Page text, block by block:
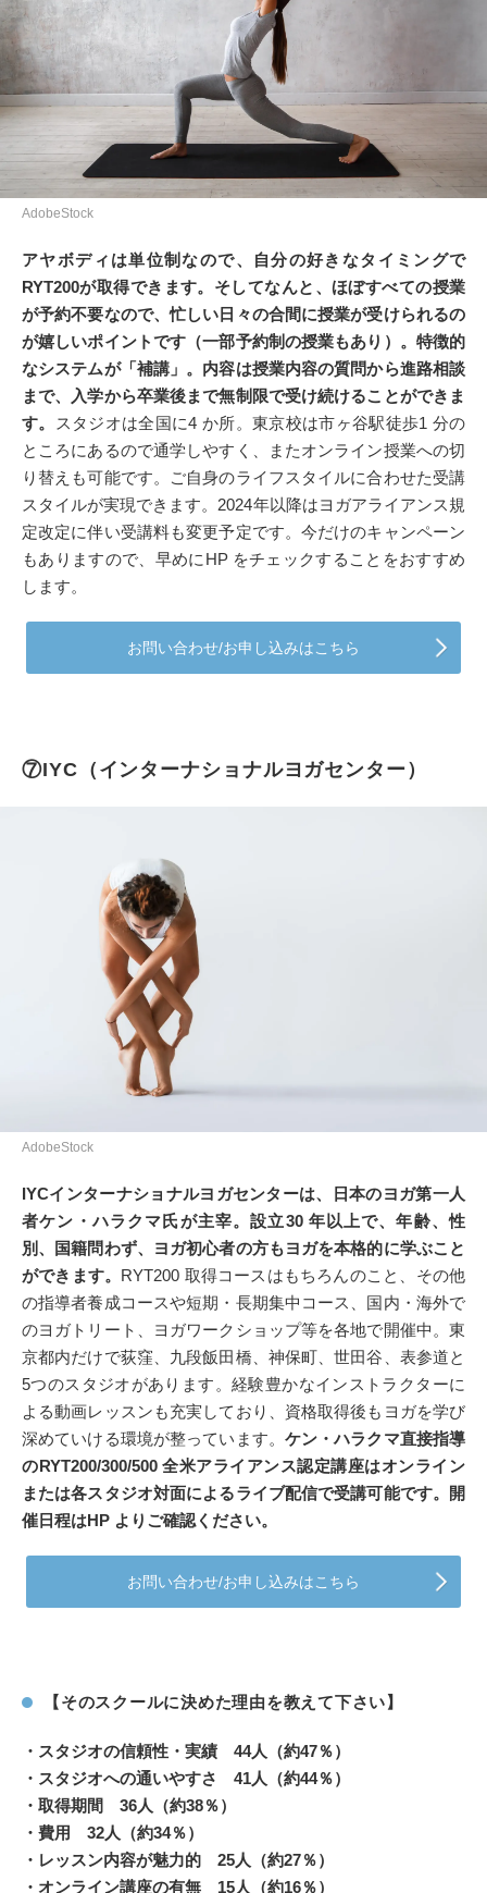
AdobeStock
アヤボディは単位制なので、自分の好きなタイミングで
RYT200が取得できます。そしてなんと、ほぼすべての授業
が予約不要なので、忙しい日々の合間に授業が受けられるの
が嬉しいポイントです（一部予約制の授業もあり）。特徴的
なシステムが「補講」。内容は授業内容の質問から進路相談
まで、入学から卒業後まで無制限で受け続けることができま
す。
スタジオは全国に4 か所。東京校は市ヶ谷駅徒歩1 分の
ところにあるので通学しやすく、またオンライン授業への切
り替えも可能です。ご自身のライフスタイルに合わせた受講
スタイルが実現できます。2024年以降はヨガアライアンス規
定改定に伴い受講料も変更予定です。今だけのキャンペーン
もありますので、早めにHP をチェックすることをおすすめ
します。
お問い合わせ/お申し込みはこちら
⑦IYC（インターナショナルヨガセンター）
AdobeStock
IYCインターナショナルヨガセンターは、日本のヨガ第一人
者ケン・ハラクマ氏が主宰。設立30 年以上で、年齢、性
別、国籍問わず、ヨガ初心者の方もヨガを本格的に学ぶこと
ができます。 RYT200 取得コースはもちろんのこと、その他
の指導者養成コースや短期・長期集中コース、国内・海外で
のヨガトリート、ヨガワークショップ等を各地で開催中。東
京都内だけで荻窪、九段飯田橋、神保町、世田谷、表参道と
5つのスタジオがあります。経験豊かなインストラクターに
よる動画レッスンも充実しており、資格取得後もヨガを学び
深めていける環境が整っています。 ケン・ハラクマ直接指導
のRYT200/300/500 全米アライアンス認定講座はオンライン
または各スタジオ対面によるライブ配信で受講可能です。開
催日程はHP よりご確認ください。
お問い合わせ/お申し込みはこちら
【そのスクールに決めた理由を教えて下さい】
・スタジオの信頼性・実績 44人（約47％）
・スタジオへの通いやすさ 41人（約44％）
・取得期間 36人（約38％）
・費用 32人（約34％）
・レッスン内容が魅力的 25人（約27％）
・オンライン講座の有無 15人（約16％）